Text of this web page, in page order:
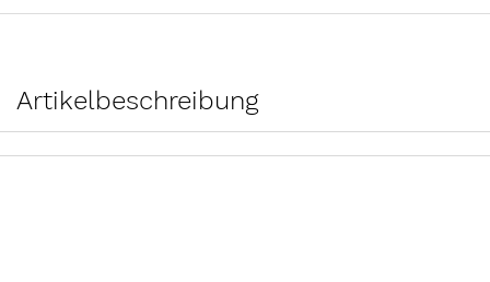
Artikelbeschreibung